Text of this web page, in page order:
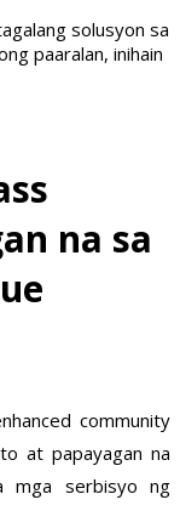
solusyon sa
paaralan, inihain
na sa
community
at papayagan na
mga serbisyo ng